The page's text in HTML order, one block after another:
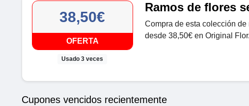
38,50€
OFERTA
Usado 3 veces
Ramos de flores
Compra de esta colección
desde 38,50€ en Original Flor.
Cupones vencidos recientemente